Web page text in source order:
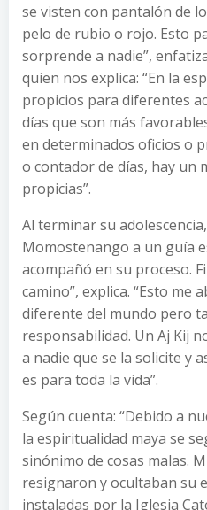
se visten con pantalón de
pelo de rubio o rojo. Esto
sorprende a nadie”,
quien nos explica: “En la
propicios para diferentes
días que son más
en determinados oficios o
o contador de días, hay un
propicias”.
Al terminar su
Momostenango a un guía
acompañó en su proceso.
camino”, explica. “Esto me
diferente del mundo pero
responsabilidad. Un Aj Kij
a nadie que se la solicite y
es para toda la vida”.
Según cuenta: “Debido a
la espiritualidad maya se
sinónimo de cosas malas.
resignaron y ocultaban su
instaladas por la Iglesia